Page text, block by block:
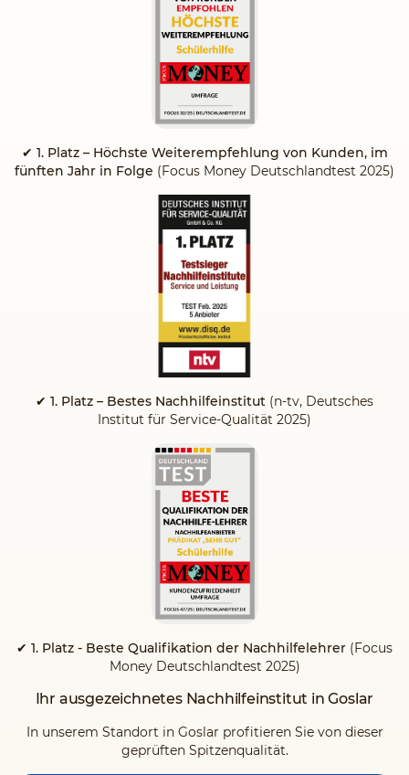
✔ 1. Platz – Höchste Weiterempfehlung von Kunden, im
fünften Jahr in Folge (Focus Money Deutschlandtest 2025)
✔ 1. Platz – Bestes Nachhilfeinstitut (n-tv, Deutsches
Institut für Service-Qualität 2025)
✔ 1. Platz - Beste Qualifikation der Nachhilfelehrer (Focus
Money Deutschlandtest 2025)
Ihr ausgezeichnetes Nachhilfeinstitut in Goslar
In unserem Standort in Goslar profitieren Sie von dieser
geprüften Spitzenqualität.